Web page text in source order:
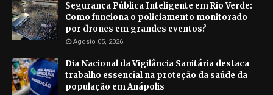
Segurança Pública Inteligente em Rio Verde:
Como funciona o policiamento monitorado
por drones em grandes eventos?
Agosto 05, 2026
Dia Nacional da Vigilância Sanitária destaca
trabalho essencial na proteção da saúde da
população em Anápolis